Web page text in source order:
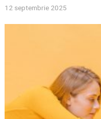
12 septembrie 2025